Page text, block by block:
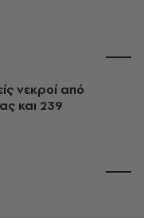
νεκροί από
και 239